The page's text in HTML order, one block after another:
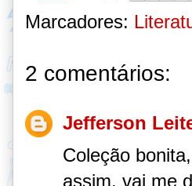
Marcadores:
2 comentários:
Jefferson
Coleção
assim, vai me